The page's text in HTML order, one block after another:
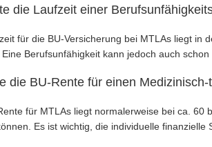
die Laufzeit einer
für die BU-Versicherung bei MTLAs liegt
Berufsunfähigkeit kann jedoch auch
die BU-Rente für einen
für MTLAs liegt normalerweise bei ca.
Es ist wichtig, die individuelle